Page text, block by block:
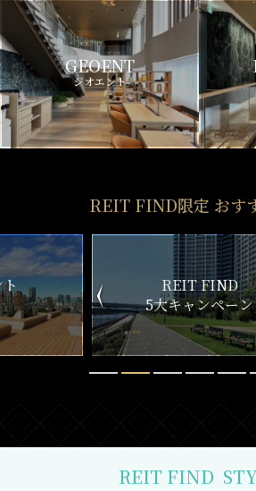
GEOENT
ジオエント
REIT FIND限定 おす
ン
リアルタイム
更新一覧チェック
REIT FIND